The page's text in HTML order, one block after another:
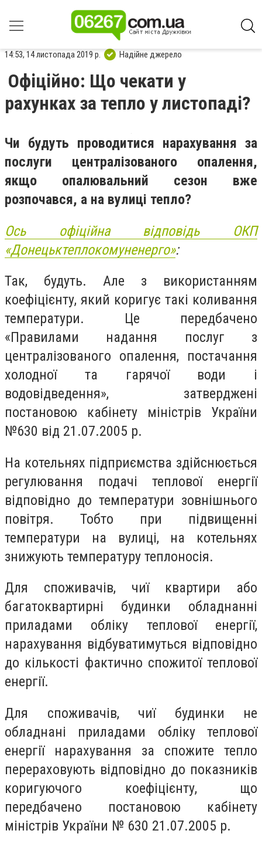
14:53, 14 листопада 2019 р. Надійне джерело
Офіційно: Що чекати у
рахунках за тепло у листопаді?
Чи будуть проводитися нарахування за
послуги централізованого опалення,
якщо опалювальний сезон вже
розпочався, а на вулиці тепло?
Ось офіційна відповідь ОКП
«Донецьктеплокомуненерго»:
Так, будуть. Але з використанням
коефіцієнту, який коригує такі коливання
температури. Це передбачено
«Правилами надання послуг з
централізованого опалення, постачання
холодної та гарячої води і
водовідведення», затверджені
постановою кабінету міністрів України
№630 від 21.07.2005 р.
На котельнях підприємства здійснюється
регулювання подачі теплової енергії
відповідно до температури зовнішнього
повітря. Тобто при підвищенні
температури на вулиці, на котельнях
знижують температуру теплоносія.
Для споживачів, чиї квартири або
багатоквартирні будинки обладнанні
приладами обліку теплової енергії,
нарахування відбуватимуться відповідно
до кількості фактично спожитої теплової
енергії.
Для споживачів, чиї будинки не
обладнані приладами обліку теплової
енергії нарахування за спожите тепло
перераховують відповідно до показників
коригуючого коефіцієнту, що
передбачено постановою кабінету
міністрів України № 630 21.07.2005 р.